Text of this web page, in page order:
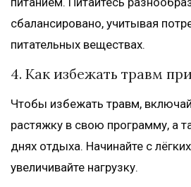
сбалансировано, учитывая
питательных веществах.
4. Как избежать травм
Чтобы избежать травм,
растяжку в свою программу, а
днях отдыха. Начинайте с
увеличивайте нагрузку.